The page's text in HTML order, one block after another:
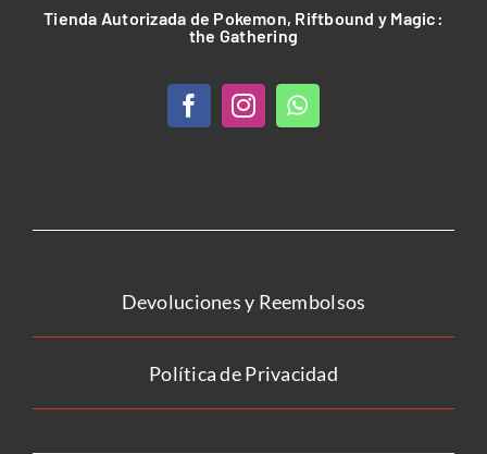
Tienda Autorizada de Pokemon, Riftbound y Magic:
the Gathering
Devoluciones y Reembolsos
Política de Privacidad